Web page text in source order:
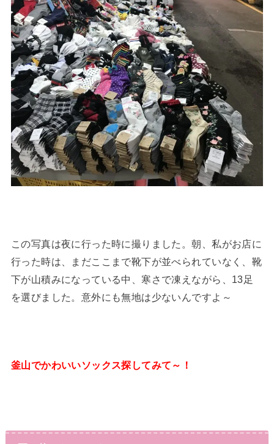
この写真は夜に行った時に撮りました。朝、私がお店に
行った時は、まだここまで靴下が並べられていなく、靴
下が山積みになっている中、寒さで凍えながら、13足
を選びました。意外にも無地は少ないんですよ～
釜山でかわいいソックス探してみて～！